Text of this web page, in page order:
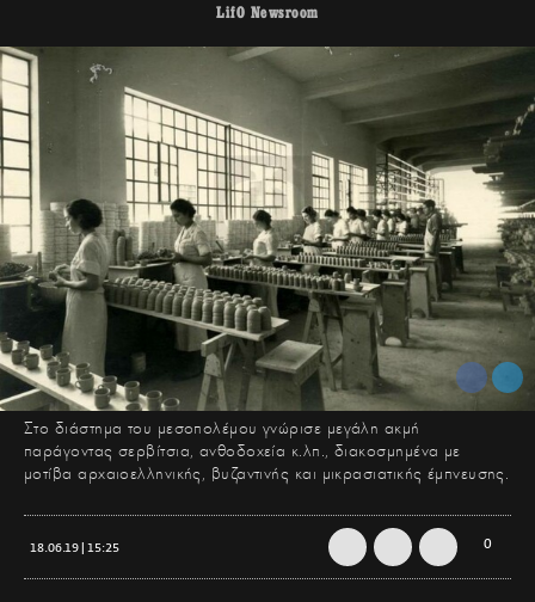
LifO Newsroom
Στο διάστημα του μεσοπολέμου γνώρισε μεγάλη ακμή
παράγοντας σερβίτσια, ανθοδοχεία κ.λπ., διακοσμημένα με
μοτίβα αρχαιοελληνικής, βυζαντινής και μικρασιατικής έμπνευσης.
18.06.19 | 15:25 0